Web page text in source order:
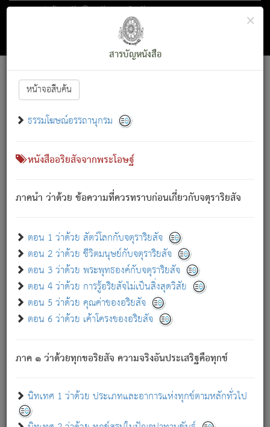
ตอน 1 ว่าด้วย สัตว์โลกกับจตุราริยสัจ
สารบัญ×
สารบัญหนังสือ
หน้าจอสืบค้น
ธรรมโฆษณ์อรรถานุกรม
หนังสืออริยสัจจากพระโอษฐ์
ภาคนำ ว่าด้วย ข้อความที่ควรทราบก่อนเกี่ยวกับจตุราริยสัจ
ตอน 1 ว่าด้วย สัตว์โลกกับจตุราริยสัจ
ตอน 2 ว่าด้วย ชีวิตมนุษย์กับจตุราริยสัจ
ตอน 3 ว่าด้วย พระพุทธองค์กับจตุราริยสัจ
ตอน 4 ว่าด้วย การรู้อริยสัจไม่เป็นสิ่งสุดวิสัย
ตอน 5 ว่าด้วย คุณค่าของอริยสัจ
ตอน 6 ว่าด้วย เค้าโครงของอริยสัจ
ภาค ๑ ว่าด้วยทุกขอริยสัจ ความจริงอันประเสริฐคือทุกข์
นิทเทศ 1 ว่าด้วย ประเภทและอาการแห่งทุกข์ตามหลักทั่วไป
Font :15 ]||
สัตว์โลกนี้ เกิดความเดือดร้อนแล้ว มีผัสสะบังหน้า
เขาสำคัญสิ่งใด โดยความเป็นประการใด แต่สิ่งนั้นย่อมเป็น
(ตามที่เป็นจริง) โดยประการอื่นจากที่เขาสำคัญนั้น
สัตว์โลกติดข้องอยู่ในภพ ถูกภพบังหน้าแล้ว มีภพโดยความ
เป็นอย่างอื่น (จากที่มันเป็นอยู่จริง) จึงได้เพลิดเพลินยิ่งนักในภพ
เขาเพลิดเพลินยิ่งนักในสิ่งใด สิ่งนั้นเป็นภัย (ที่เขาไม่รู้จัก)
เขากลัวต่อสิ่งใดสิ่งนั้นเป็นทุกข์
พรหมจรรย์นี้ อันบุคคลย่อมประพฤติ ก็เพื่อการละขาดซึ่ง
ภพ.
สมณะหรือพราหมณ์เหล่าใด กล่าวความหลุดพ้นจากภพว่า
มีได้เพราะภพ เรากล่าวว่า สมณะหรือพราหมณ์ทั้งปวงนั้น
มิใช่ผู้หลดพ้นจากภพ.
ภพ ว่ามีได้เพราะวิภพ[2]: เรากล่าวว่า สมณะหรือพราหมณ์ทั้ง
ปวงนั้น ก็ยังสลัดภพออกไปไม่ได้.
ก็ทุกข์นี้มีขึ้น เพราะอาศัยซึ่งอุปธิทั้งปวง.
เพราะความสิ้นไปแห่งอุปาทานทั้งปวง ความเกิดขึ้นแห่ง
ทุกข์จึงไม่มี.